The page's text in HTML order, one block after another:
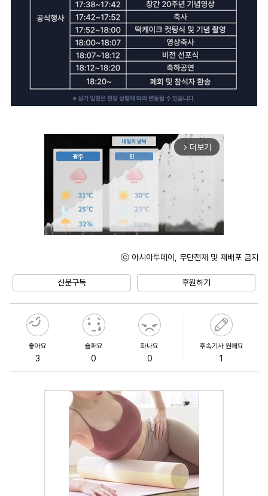
arrow_forward_ios 더보기
ⓒ 아시아투데이, 무단전재 및 재배포 금지
신문구독 후원하기
좋아요
3
슬퍼요
0
화나요
0
후속기사 원해요
1